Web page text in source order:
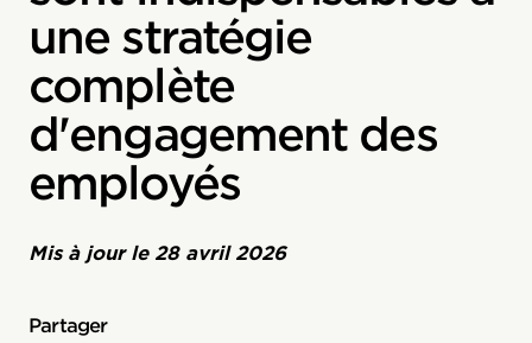
une stratégie
complète
d'engagement des
employés
Mis à jour le 28 avril 2026
Partager